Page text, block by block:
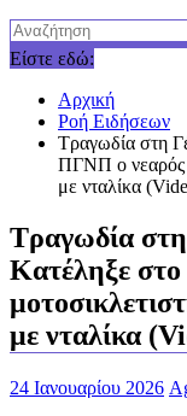
Είστε εδώ:
Αρχική
Ροή Ειδήσεων
Τραγωδία στη
ΠΓΝΠ ο νεαρός
με νταλίκα
Τραγωδία
Κατέληξε
με νταλίκα
24 Ιανουαρίου 2026